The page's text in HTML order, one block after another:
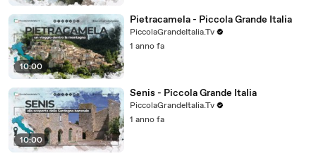
10:00
Pietracamela - Piccola Grande Italia
PiccolaGrandeItalia.Tv
1 anno fa
10:00
Senis - Piccola Grande Italia
PiccolaGrandeItalia.Tv
1 anno fa